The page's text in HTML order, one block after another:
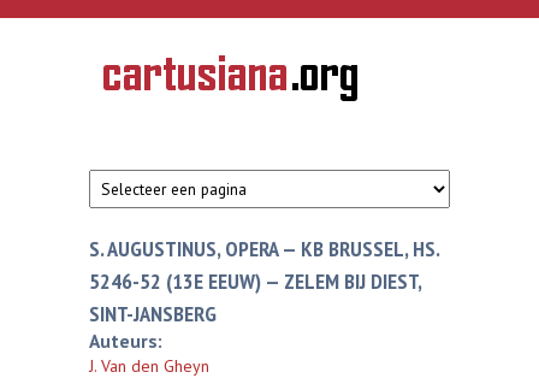
Overslaan en naar de inhoud gaan
CARTUSIANA
Geschiedenis
van de
S. AUGUSTINUS, OPERA — KB BRUSSEL, HS.
5246-52 (13E EEUW) — ZELEM BIJ DIEST,
SINT-JANSBERG
Auteurs:
J. Van den Gheyn